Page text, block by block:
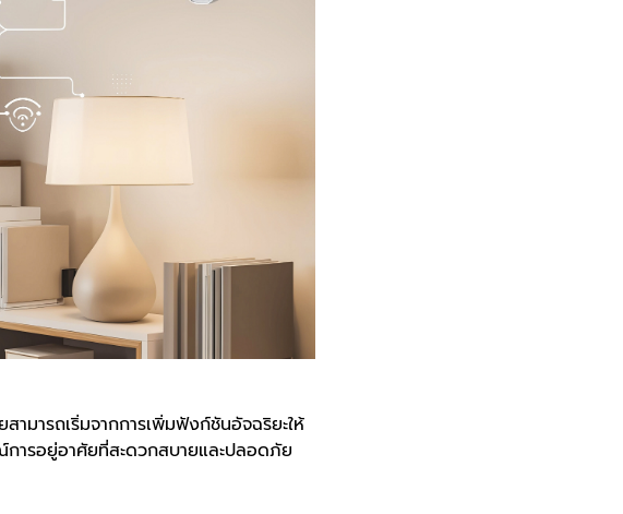
ามารถเริ่มจากการเพิ่มฟังก์ชันอัจฉริยะให้
ารอยู่อาศัยที่สะดวกสบายและปลอดภัย